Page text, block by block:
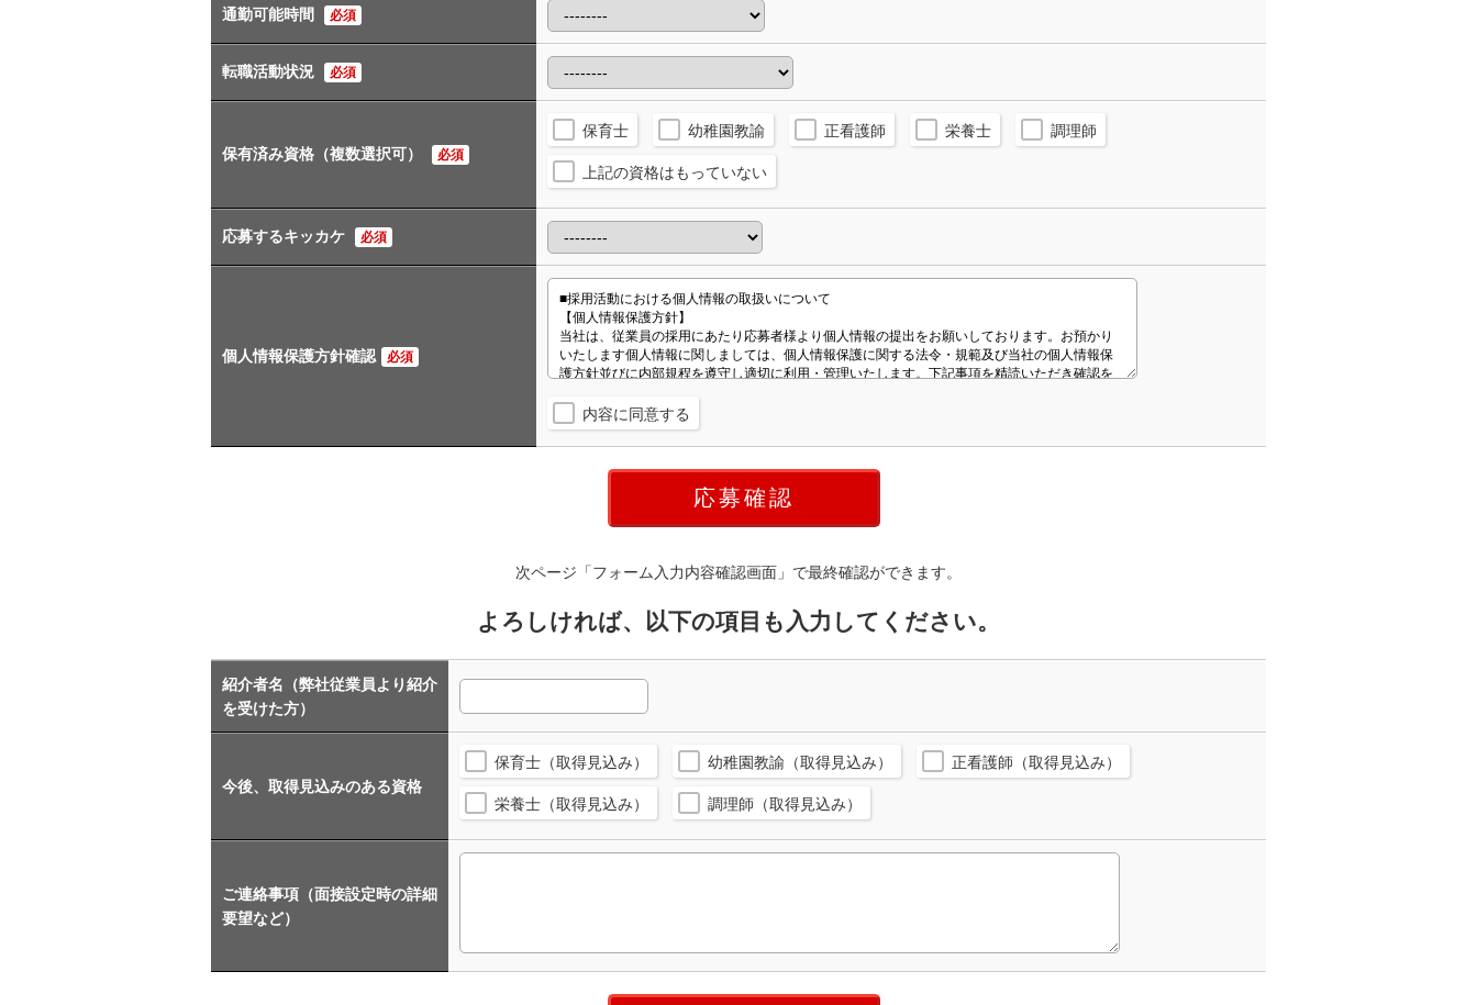
通勤可能時間 必須
転職活動状況 必須
保有済み資格（複数選択可） 必須
保育士 幼稚園教諭 正看護師 栄養士 調理師
上記の資格はもっていない
応募するキッカケ 必須
個人情報保護方針確認 必須
内容に同意する
次ページ「フォーム入力内容確認画面」で最終確認ができます。
よろしければ、以下の項目も入力してください。
紹介者名（弊社従業員より紹介
を受けた方）
今後、取得見込みのある資格
保育士（取得見込み） 幼稚園教諭（取得見込み） 正看護師（取得見込み）
栄養士（取得見込み） 調理師（取得見込み）
ご連絡事項（面接設定時の詳細
要望など）